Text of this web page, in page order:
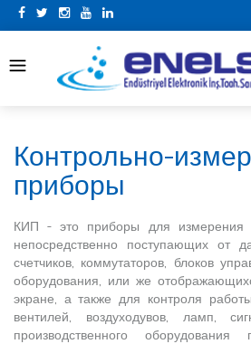
Контрольно-
приборы
КИП - это приборы для измерения
непосредственно поступающих от
счетчиков, коммутаторов, блоков
оборудования, или же
экране, а также для контроля
вентилей, воздуходувов, ламп,
производственного оборудования